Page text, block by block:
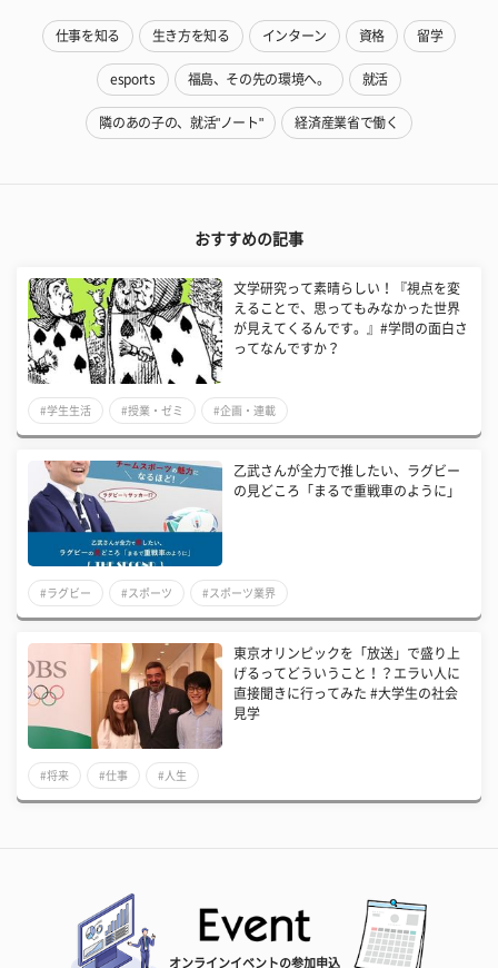
仕事を知る 生き方を知る インターン 資格 留学
esports 福島、その先の環境へ。 就活
隣のあの子の、就活"ノート" 経済産業省で働く
おすすめの記事
文学研究って素晴らしい！『視点を変
えることで、思ってもみなかった世界
が見えてくるんです。』#学問の面白さ
ってなんですか？
#学生生活 #授業・ゼミ #企画・連載
乙武さんが全力で推したい、ラグビー
の見どころ「まるで重戦車のように」
#ラグビー #スポーツ #スポーツ業界
東京オリンピックを「放送」で盛り上
げるってどういうこと！？エラい人に
直接聞きに行ってみた #大学生の社会
見学
#将来 #仕事 #人生
オンラインイベントの参加申込